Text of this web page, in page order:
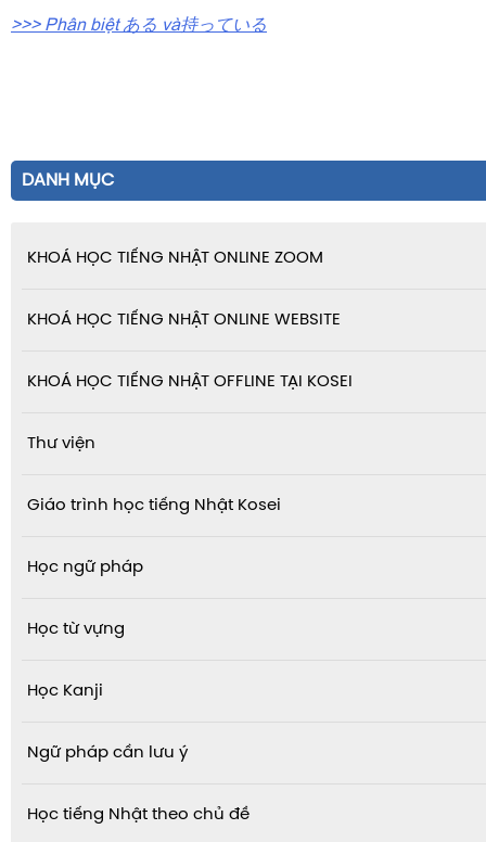
>>> Phân biệt ある và持っている
DANH MỤC
KHOÁ HỌC TIẾNG NHẬT ONLINE ZOOM
KHOÁ HỌC TIẾNG NHẬT ONLINE WEBSITE
KHOÁ HỌC TIẾNG NHẬT OFFLINE TẠI KOSEI
Thư viện
Giáo trình học tiếng Nhật Kosei
Học ngữ pháp
Học từ vựng
Học Kanji
Ngữ pháp cần lưu ý
Học tiếng Nhật theo chủ đề